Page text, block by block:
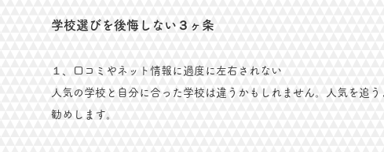
​学校選びを後悔しない３ヶ条
１、口コミやネット情報に過度に左右されない
人気の学校と自分に合った学校は違うかもしれません。人気を追
勧めします。